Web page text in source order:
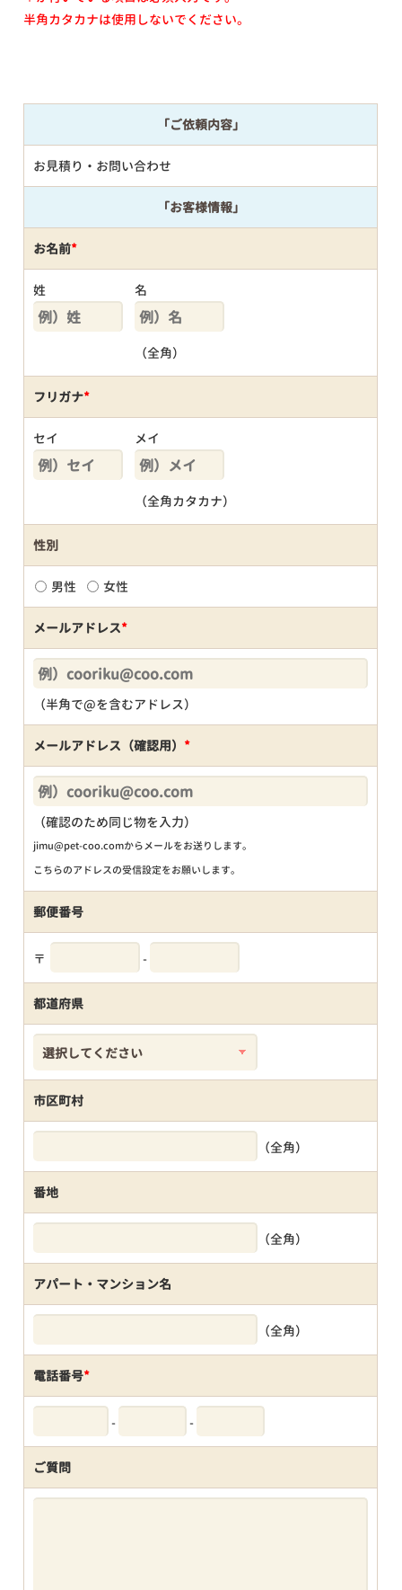
半角カタカナは使用しないでください。
「ご依頼内容」
お見積り・お問い合わせ
「お客様情報」
お名前*
姓 名
（全角）
フリガナ*
セイ メイ
（全角カタカナ）
性別
男性 女性
メールアドレス*
（半角で@を含むアドレス）
メールアドレス（確認用） *
（確認のため同じ物を入力）
jimu@pet-coo.comからメールをお送りします。
こちらのアドレスの受信設定をお願いします。
郵便番号
〒 -
都道府県
市区町村
（全角）
番地
（全角）
アパート・マンション名
（全角）
電話番号*
- -
ご質問